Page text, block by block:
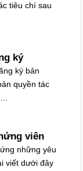
tiêu chí sau
ký
ký bản
quyền tác
viên
những yêu
viết dưới đây